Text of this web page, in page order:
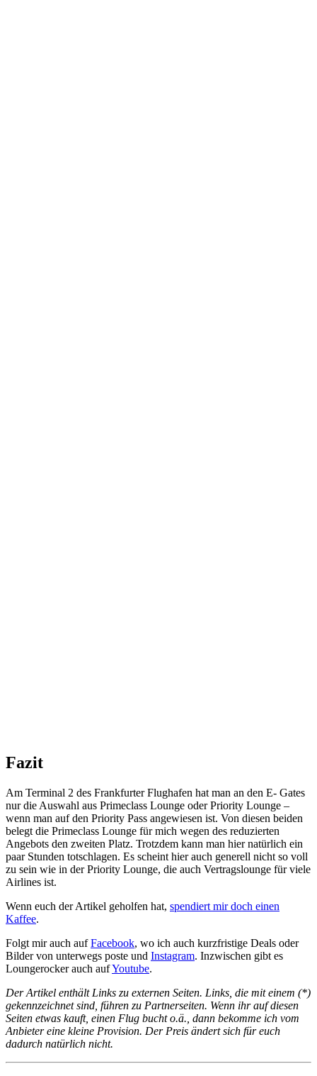
Fazit
Am Terminal 2 des Frankfurter Flughafen hat man an den E- Gates
nur die Auswahl aus Primeclass Lounge oder Priority Lounge –
wenn man auf den Priority Pass angewiesen ist. Von diesen beiden
belegt die Primeclass Lounge für mich wegen des reduzierten
Angebots den zweiten Platz. Trotzdem kann man hier natürlich ein
paar Stunden totschlagen. Es scheint hier auch generell nicht so voll
zu sein wie in der Priority Lounge, die auch Vertragslounge für viele
Airlines ist.
Wenn euch der Artikel geholfen hat, spendiert mir doch einen
Kaffee.
Folgt mir auch aufFacebook, wo ich auch kurzfristige Deals oder
Bilder von unterwegs poste und Instagram. Inzwischen gibt es
Loungerocker auch aufYoutube.
Der Artikel enthält Links zu externen Seiten. Links, die mit einem (*)
gekennzeichnet sind, führen zu Partnerseiten. Wenn ihr auf diesen
Seiten etwas kauft, einen Flug bucht o.ä., dann bekomme ich vom
Anbieter eine kleine Provision. Der Preis ändert sich für euch
dadurch natürlich nicht.